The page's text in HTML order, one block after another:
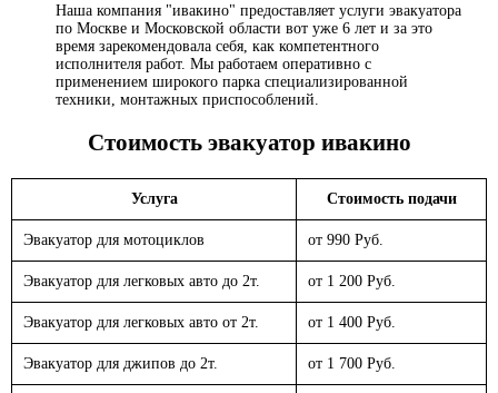
Наша компания "ивакино" предоставляет услуги эвакуатора
по Москве и Московской области вот уже 6 лет и за это
время зарекомендовала себя, как компетентного
исполнителя работ. Мы работаем оперативно с
применением широкого парка специализированной
техники, монтажных приспособлений.
Стоимость эвакуатор ивакино
Услуга Стоимость подачи
Эвакуатор для мотоциклов от 990 Руб.
Эвакуатор для легковых авто до 2т. от 1 200 Руб.
Эвакуатор для легковых авто от 2т. от 1 400 Руб.
Эвакуатор для джипов до 2т. от 1 700 Руб.